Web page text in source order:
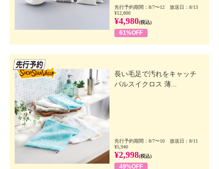
先行予約期間：8/7〜12 放送日：8/13
¥12,800
¥4,980(税込)
61%OFF
長い毛足で汚れをキャッチ
パルスイクロス 薄...
先行予約期間：8/7〜10 放送日：8/11
¥5,940
¥2,998(税込)
49%OFF